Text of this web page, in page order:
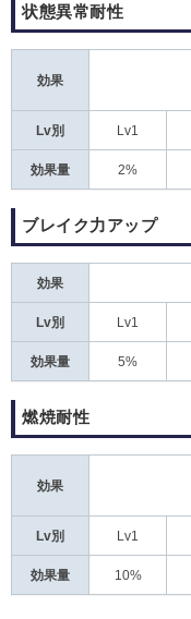
状態異常耐性
効果
Lv別 Lv1
効果量 2%
ブレイク力アップ
効果
Lv別 Lv1
効果量 5%
燃焼耐性
効果
Lv別 Lv1
効果量 10%